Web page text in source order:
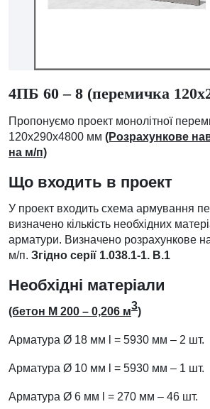
4ПБ 60 – 8 (перемичка
Пропонуємо проект монолітної
120х290х4800 мм (Розрахункове
на м/п)
Що входить в проект
У проект входить схема армування
визначено кількість необхідних
арматури. Визначено розрахункове
м/п. Згідно серії 1.038.1-1. В.1
Необхідні матеріали
(бетон М 200 – 0,206 м3)
Арматура Ø 18 мм l = 5930 мм – 2 шт.
Арматура Ø 10 мм l = 5930 мм – 1 шт.
Арматура Ø 6 мм l = 270 мм – 46 шт.